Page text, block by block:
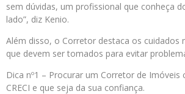
sem dúvidas, um profissional que conheça
lado”, diz Kenio.
Além disso, o Corretor destaca os cuidados
que devem ser tomados para evitar
Dica nº1 – Procurar um Corretor de Imóveis
CRECI e que seja da sua confiança.